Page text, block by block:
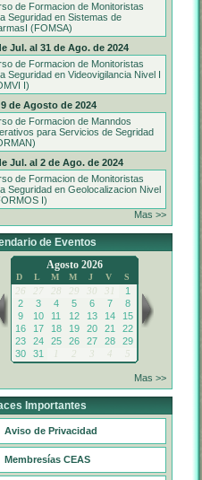
de Formacion de Monitoristas
Seguridad en Sistemas de
(FOMSA)
Jul. al 31 de Ago. de 2024
de Formacion de Monitoristas
Seguridad en Videovigilancia Nivel I
I)
de Agosto de 2024
de Formacion de Manndos
para Servicios de Segridad
Jul. al 2 de Ago. de 2024
de Formacion de Monitoristas
Seguridad en Geolocalizacion Nivel
I)
Mas >>
de Eventos
Agosto 2026
D L M M J V S
26 27 28 29 30 31
1
2
3 4 5 6 7
8
9
10 11 12 13 14
15
16
17 18 19 20 21
22
23
24 25 26 27 28
29
30
31 1 2 3 4 5
Mas >>
Importantes
Aviso de Privacidad
Membresías CEAS